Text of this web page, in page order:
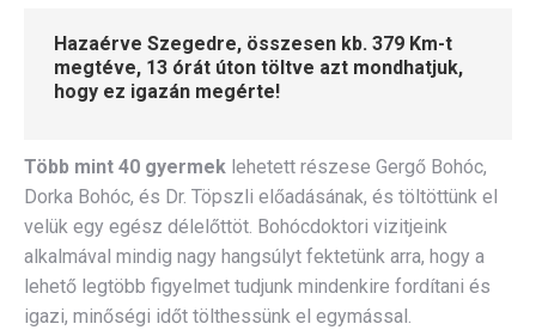
Hazaérve Szegedre, összesen kb. 379 Km-t
megtéve, 13 órát úton töltve azt mondhatjuk,
hogy ez igazán megérte!
Több mint 40 gyermek lehetett részese Gergő Bohóc,
Dorka Bohóc, és Dr. Töpszli előadásának, és töltöttünk el
velük egy egész délelőttöt. Bohócdoktori vizitjeink
alkalmával mindig nagy hangsúlyt fektetünk arra, hogy a
lehető legtöbb figyelmet tudjunk mindenkire fordítani és
igazi, minőségi időt tölthessünk el egymással.